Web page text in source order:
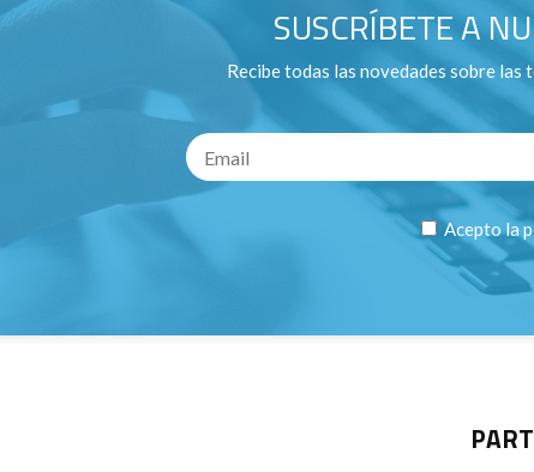
SUSCRÍBETE A
Recibe todas las novedades sobre
Acepto la